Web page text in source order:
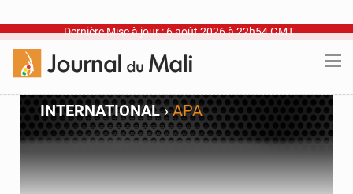
Dernière Mise à jour : 6 août 2026 à 22h54 GMT
INTERNATIONAL›APA